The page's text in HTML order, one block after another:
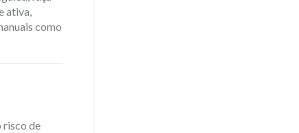
ativa,
como
risco de